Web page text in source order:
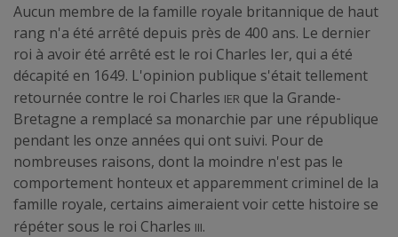
Aucun membre de la famille royale britannique de haut
rang n'a été arrêté depuis près de 400 ans. Le dernier
roi à avoir été arrêté est le roi Charles Ier, qui a été
décapité en 1649. L'opinion publique s'était tellement
retournée contre le roi Charles Ier que la Grande-
Bretagne a remplacé sa monarchie par une république
pendant les onze années qui ont suivi. Pour de
nombreuses raisons, dont la moindre n'est pas le
comportement honteux et apparemment criminel de la
famille royale, certains aimeraient voir cette histoire se
répéter sous le roi Charles III.